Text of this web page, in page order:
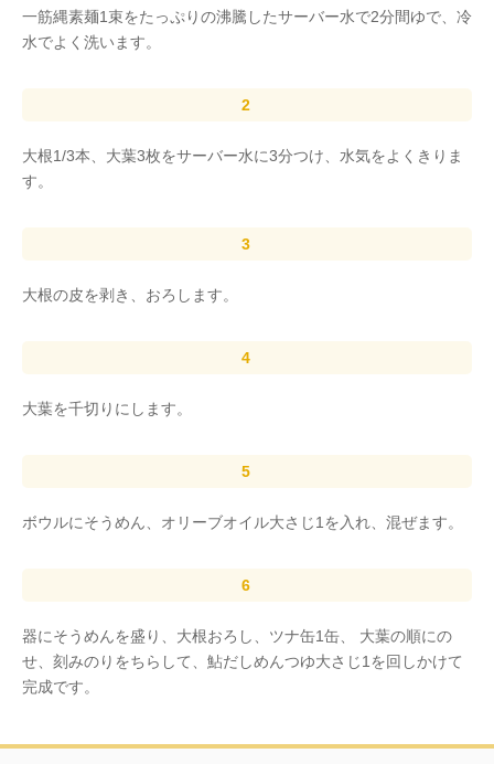
一筋縄素麺1束をたっぷりの沸騰したサーバー水で2分間ゆで、冷
水でよく洗います。
大根1/3本、大葉3枚をサーバー水に3分つけ、水気をよくきりま
す。
大根の皮を剥き、おろします。
大葉を千切りにします。
ボウルにそうめん、オリーブオイル大さじ1を入れ、混ぜます。
器にそうめんを盛り、大根おろし、ツナ缶1缶、 大葉の順にの
せ、刻みのりをちらして、鮎だしめんつゆ大さじ1を回しかけて
完成です。